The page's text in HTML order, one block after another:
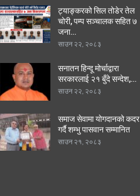
ट्याङ्करको सिल तोडेर तेल
चोरी, पम्प सञ्चालक सहित ७
जना…
साउन २२, २०८३
सनातन हिन्दू मोर्चाद्वारा
सरकारलाई २१ बुँदे सन्देश,…
साउन २२, २०८३
समाज सेवामा योगदानको कदर
गर्दै शम्भु पासवान सम्मानित
साउन २१, २०८३